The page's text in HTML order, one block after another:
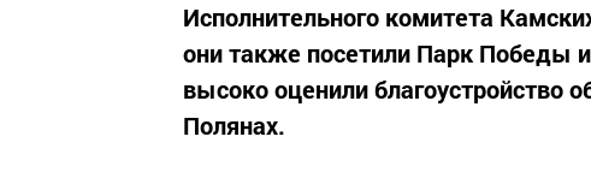
Исполнительного комитета
они также посетили Парк Победы
высоко оценили благоустройство
Полянах.